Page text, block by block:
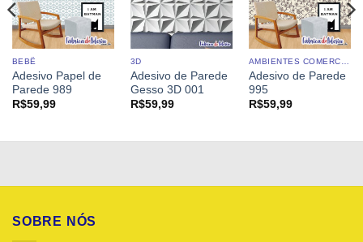
BEBÊ
Adesivo Papel de
Parede 989
R$59,99
3D
Adesivo de Parede
Gesso 3D 001
R$59,99
AMBIENTES COMERCIAIS
Adesivo de Parede
995
R$59,99
SOBRE NÓS